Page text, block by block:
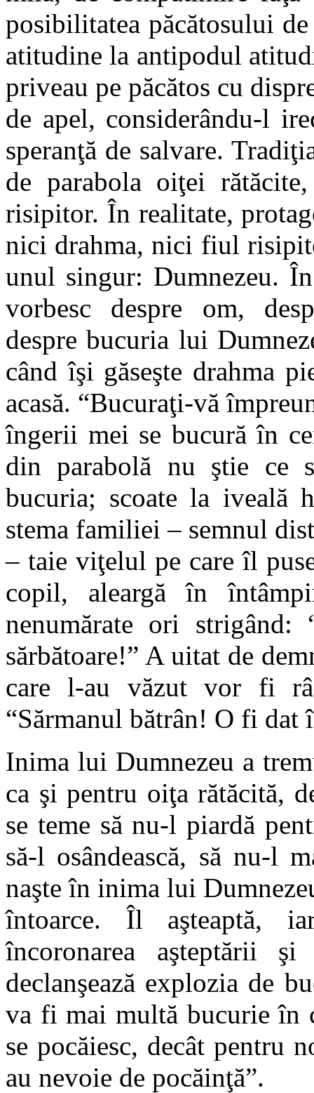
posibilitatea păcătosului
atitudine la antipodul
priveau pe păcătos cu
de apel, considerându-l
speranţă de salvare.
de parabola oiţei
risipitor. În realitate,
nici drahma, nici fiul
unul singur: Dumnezeu.
vorbesc despre om,
despre bucuria lui
când îşi găseşte drahma
acasă. “Bucuraţi-vă
îngerii mei se bucură în
din parabolă nu ştie ce
bucuria; scoate la iveală
stema familiei – semnul
– taie viţelul pe care îl
copil, aleargă în
nenumărate ori strigând:
sărbătoare!” A uitat de
care l-au văzut vor fi
“Sărmanul bătrân! O fi
Inima lui Dumnezeu a
ca şi pentru oiţa rătăcită,
se teme să nu-l piardă
să-l osândească, să nu-l
naşte în inima lui
întoarce. Îl aşteaptă,
încoronarea aşteptării
declanşează explozia de
va fi mai multă bucurie în
se pocăiesc, decât pentru
au nevoie de pocăinţă”.